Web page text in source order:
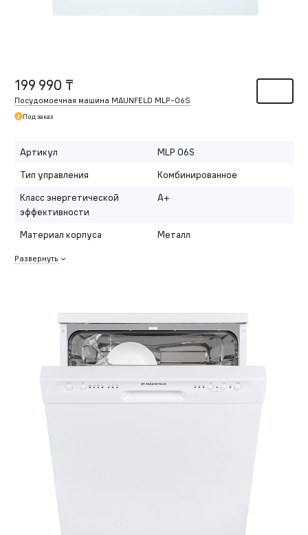
199 990 ₸
Посудомоечная машина MAUNFELD MLP-06S
Под заказ
Артикул
MLP 06S
Тип управления
Комбинированное
Класс энергетической
эффективности
A+
Материал корпуса Металл
Развернуть